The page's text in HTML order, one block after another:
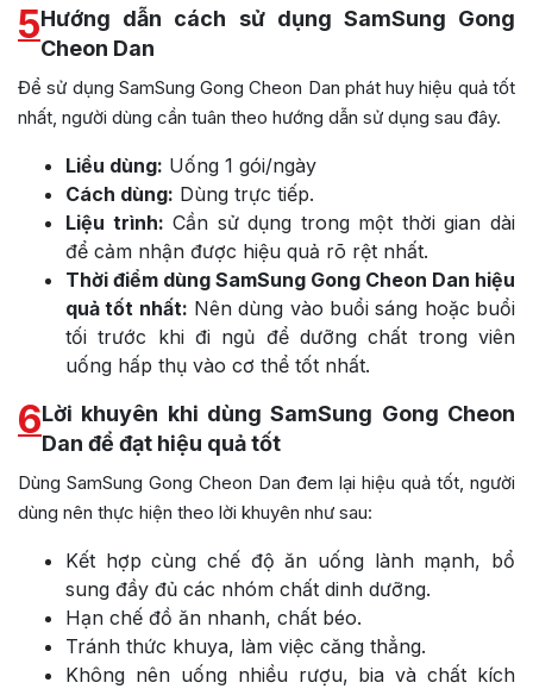
5Hướng dẫn cách sử dụng SamSung Gong
Cheon Dan
Để sử dụng SamSung Gong Cheon Dan phát huy hiệu quả tốt
nhất, người dùng cần tuân theo hướng dẫn sử dụng sau đây.
Liều dùng: Uống 1 gói/ngày
Cách dùng: Dùng trực tiếp.
Liệu trình: Cần sử dụng trong một thời gian dài
để cảm nhận được hiệu quả rõ rệt nhất.
Thời điểm dùng SamSung Gong Cheon Dan hiệu
quả tốt nhất: Nên dùng vào buổi sáng hoặc buổi
tối trước khi đi ngủ để dưỡng chất trong viên
uống hấp thụ vào cơ thể tốt nhất.
6Lời khuyên khi dùng SamSung Gong Cheon
Dan để đạt hiệu quả tốt
Dùng SamSung Gong Cheon Dan đem lại hiệu quả tốt, người
dùng nên thực hiện theo lời khuyên như sau:
Kết hợp cùng chế độ ăn uống lành mạnh, bổ
sung đầy đủ các nhóm chất dinh dưỡng.
Hạn chế đồ ăn nhanh, chất béo.
Tránh thức khuya, làm việc căng thẳng.
Không nên uống nhiều rượu, bia và chất kích